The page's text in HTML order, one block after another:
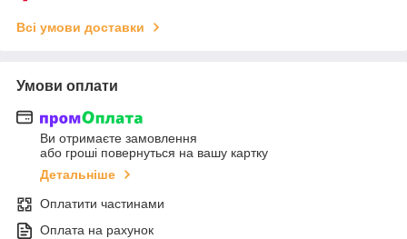
Всі умови доставки
Умови оплати
Ви отримаєте замовлення
або гроші повернуться на вашу картку
Детальніше
Оплатити частинами
Оплата на рахунок